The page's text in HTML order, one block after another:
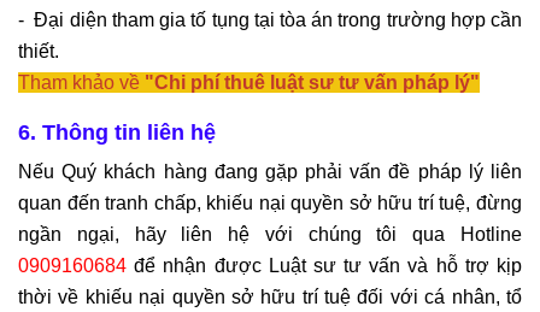
-  Đại diện tham gia tố tụng tại tòa án trong trường hợp cần
thiết.
Tham khảo về "Chi phí thuê luật sư tư vấn pháp lý"
6. Thông tin liên hệ
Nếu Quý khách hàng đang gặp phải vấn đề pháp lý liên
quan đến tranh chấp, khiếu nại quyền sở hữu trí tuệ, đừng
0909160684 để nhận được Luật sư tư vấn và hỗ trợ kịp
thời về khiếu nại quyền sở hữu trí tuệ đối với cá nhân, tổ